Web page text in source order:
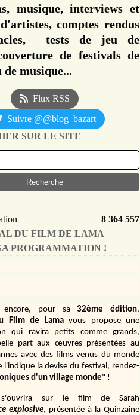
musique, interviews et
comptes rendus
tests de jeu de
de festivals de
de musique...
Flux RSS
Suivre @@blog_bazart
SUR LE SITE
8 364 557
DU FILM DE LAMA
PROGRAMMATION !
encore, pour sa 32ème édition,
Film de Lama vous propose une
qui ravira petits comme grands,
part aux œuvres présentées au
avec des films venus du monde
l'indique la devise du festival, rendez-
d'un village monde" !
sur le film de Sarah
explosive, présentée à la Quinzaine